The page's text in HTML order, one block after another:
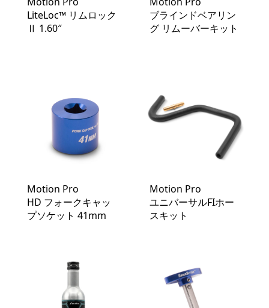
LiteLoc™️ リムロック
Ⅱ 1.60″
ブラインドベアリン
グ リムーバーキット
Motion Pro
HD フォークキャッ
プソケット 41mm
Motion Pro
ユニバーサルFIホー
スキット